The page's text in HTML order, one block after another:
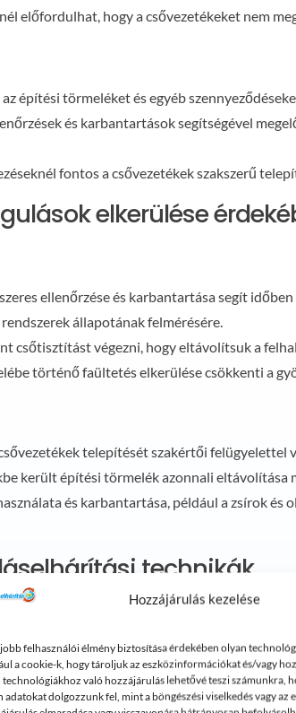
Hozzájárulás kezelése
felhasználói élmény biztosítása érdekében olyan
a cookie-k, hogy tároljuk az eszközinformációkat és/vagy
technológiákhoz való hozzájárulás lehetővé teszi számunkra,
adatokat dolgozzunk fel, mint a böngészési viselkedés vagy az
előfordulhat, hogy a csővezetékeket nem
építési törmeléket és egyéb
és karbantartások segítségével
fontos a csővezetékek szakszerű
elkerülése
ellenőrzése és karbantartása segít
állapotának felmérésére.
csőtisztítást végezni, hogy eltávolítsuk a
történő faültetés elkerülése csökkenti a
telepítését szakértői
került építési törmelék azonnali eltávolítása
és karbantartása, például a zsírok
technikák
segíthet a kisebb dugulások
percig, majd forró vízzel öblítsük le.
eltávolíthatja a lerakódásokat és kisebb